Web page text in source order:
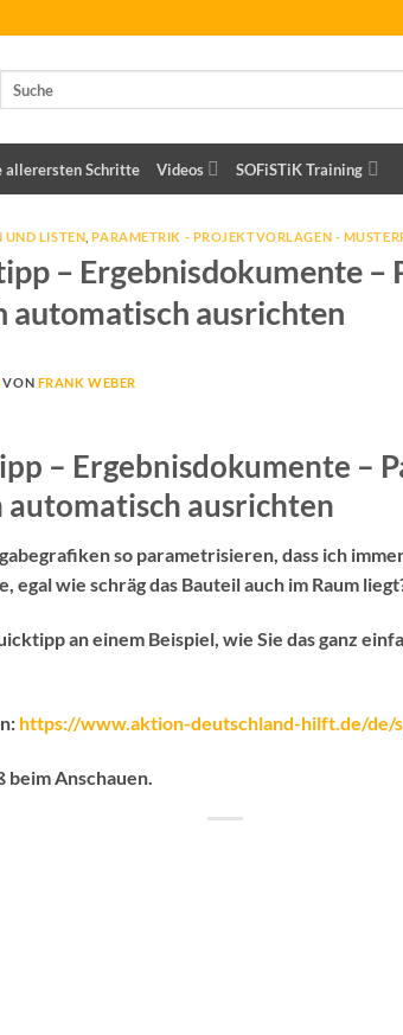
allerersten Schritte Videos SOFiSTiK Training
UND LISTEN ,PARAMETRIK - PROJEKTVORLAGEN -
– Ergebnisdokumente –
automatisch ausrichten
VON FRANK WEBER
– Ergebnisdokumente –
automatisch ausrichten
so parametrisieren, dass ich
egal wie schräg das Bauteil auch im Raum
an einem Beispiel, wie Sie das ganz
https://www.aktion-deutschland-hilft.de/de/
Anschauen.